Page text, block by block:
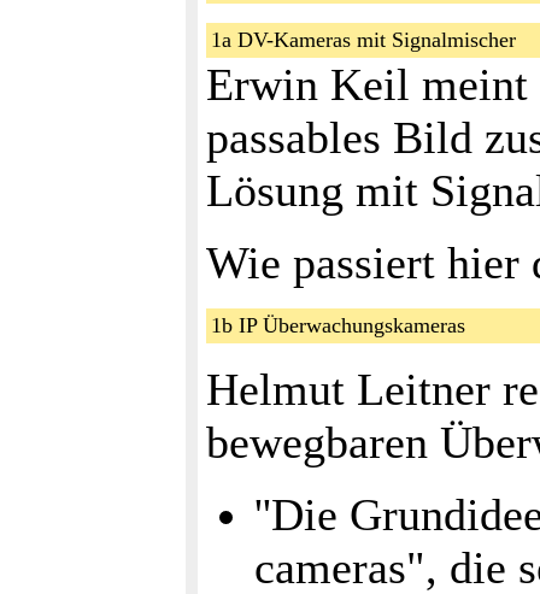
1a DV-Kameras mit Signalmischer
Erwin Keil meint
passables Bild
Lösung mit
Wie passiert hier
1b IP Überwachungskameras
Helmut Leitner
bewegbaren
''Die
cameras", die